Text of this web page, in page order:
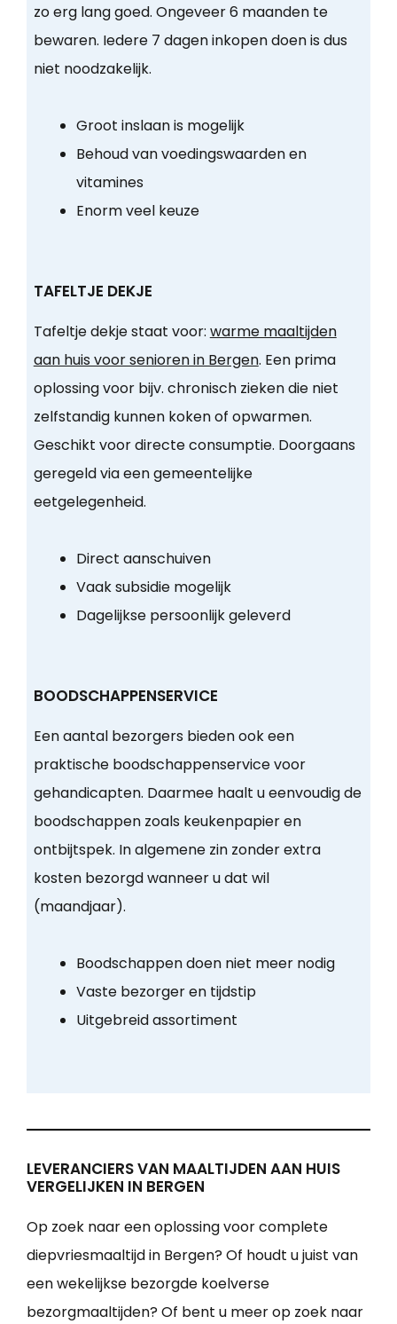
zo erg lang goed. Ongeveer 6 maanden te
bewaren. Iedere 7 dagen inkopen doen is dus
niet noodzakelijk.
Groot inslaan is mogelijk
Behoud van voedingswaarden en
vitamines
Enorm veel keuze
TAFELTJE DEKJE
Tafeltje dekje staat voor: warme maaltijden
aan huis voor senioren in Bergen. Een prima
oplossing voor bijv. chronisch zieken die niet
zelfstandig kunnen koken of opwarmen.
Geschikt voor directe consumptie. Doorgaans
geregeld via een gemeentelijke
eetgelegenheid.
Direct aanschuiven
Vaak subsidie mogelijk
Dagelijkse persoonlijk geleverd
BOODSCHAPPENSERVICE
Een aantal bezorgers bieden ook een
praktische boodschappenservice voor
gehandicapten. Daarmee haalt u eenvoudig de
boodschappen zoals keukenpapier en
ontbijtspek. In algemene zin zonder extra
kosten bezorgd wanneer u dat wil
(maandjaar).
Boodschappen doen niet meer nodig
Vaste bezorger en tijdstip
Uitgebreid assortiment
LEVERANCIERS VAN MAALTIJDEN AAN HUIS
VERGELIJKEN IN BERGEN
Op zoek naar een oplossing voor complete
diepvriesmaaltijd in Bergen? Of houdt u juist van
een wekelijkse bezorgde koelverse
bezorgmaaltijden? Of bent u meer op zoek naar